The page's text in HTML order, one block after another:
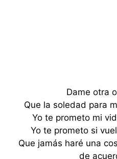
Dame otra
Que la soledad para
Yo te prometo mi
Yo te prometo si
Que jamás haré una
de